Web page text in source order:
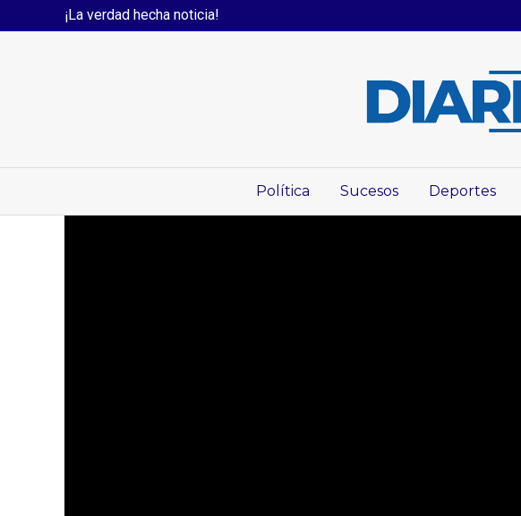
¡La verdad hecha noticia!
Política Sucesos Deportes